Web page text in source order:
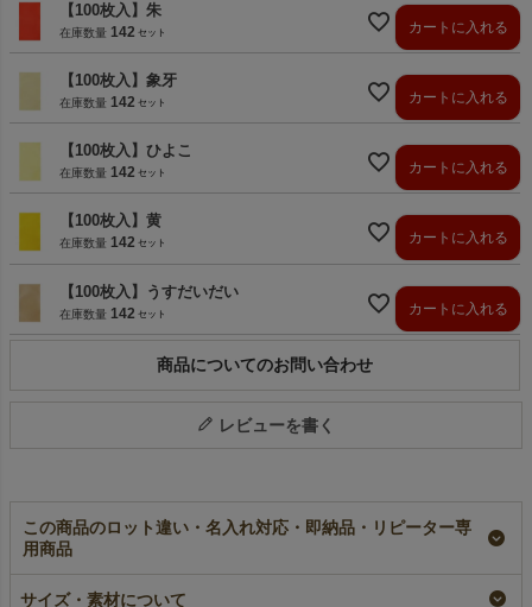
【100枚入】朱
在庫数量 142 カートに入れる
【100枚入】象牙
在庫数量 142 カートに入れる
【100枚入】ひよこ
在庫数量 142 カートに入れる
【100枚入】黄
在庫数量 142 カートに入れる
【100枚入】うすだいだい
在庫数量 142 カートに入れる
商品についてのお問い合わせ
レビューを書く
この商品のロット違い・名入れ対応・即納品・リピーター専
用商品
サイズ・素材について